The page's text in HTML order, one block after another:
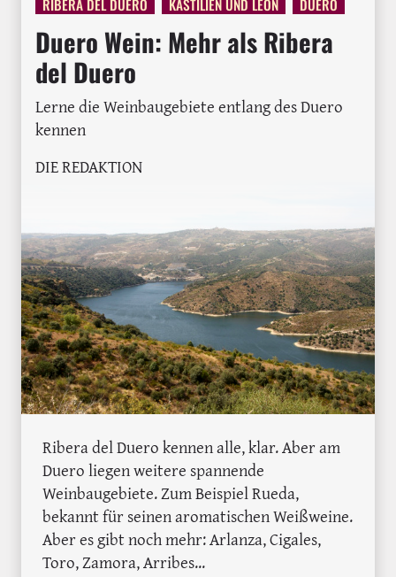
RIBERA DEL DUERO KASTILIEN UND LEÓN DUERO
Duero Wein: Mehr als Ribera
del Duero
Lerne die Weinbaugebiete entlang des Duero
kennen
DIE REDAKTION
Ribera del Duero kennen alle, klar. Aber am
Duero liegen weitere spannende
Weinbaugebiete. Zum Beispiel Rueda,
bekannt für seinen aromatischen Weißweine.
Aber es gibt noch mehr: Arlanza, Cigales,
Toro, Zamora, Arribes...